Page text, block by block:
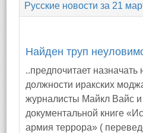
Русские новости за 21
Найден труп
..предпочитает
должности иракских
журналисты Майкл Вайс
документальной книге
армия террора» (